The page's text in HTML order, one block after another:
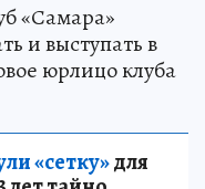
«Самара»
и выступать в
юрлицо клуба
«сетку»для